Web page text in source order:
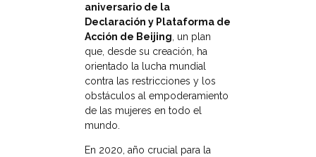
aniversario de la
Declaración y Plataforma de
Acción de Beijing , un plan
que, desde su creación, ha
orientado la lucha mundial
contra las restricciones y los
obstáculos al empoderamiento
de las mujeres en todo el
mundo.
En 2020, año crucial para la